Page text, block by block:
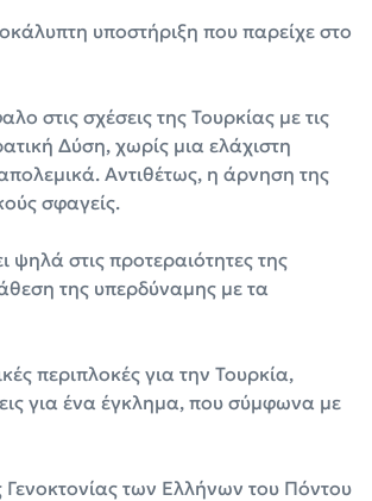
υποστήριξη που παρείχε στο
στις σχέσεις της Τουρκίας με τις
Δύση, χωρίς μια ελάχιστη
Αντιθέτως, η άρνηση της
σφαγείς.
ψηλά στις προτεραιότητες της
της υπερδύναμης με τα
περιπλοκές για την Τουρκία,
για ένα έγκλημα, που σύμφωνα με
των Ελλήνων του Πόντου